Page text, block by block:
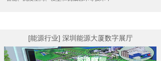
[能源行业] 深圳能源大厦数字展厅